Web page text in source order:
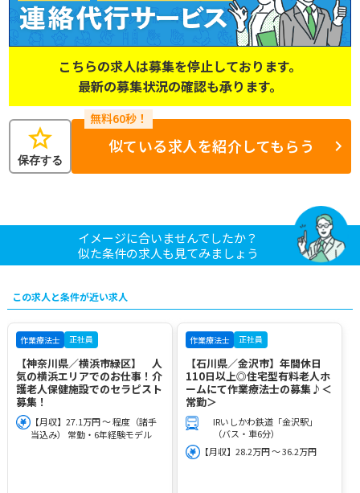
こちらの求人は募集を停止しております。
最新の募集状況の確認も承ります。
star
保存する
似ている求人を紹介してもらう
イメージに合いませんでしたか？
似た条件の求人も見てみましょう
この求人と条件が近い求人
作業療法士 正社員
【神奈川県／横浜市緑区】 人
気の横浜エリアでのお仕事！介
護老人保健施設でのセラピスト
募集！
【月収】27.1万円 ～ 程度（諸手
当込み） 常勤・6年経験モデル
作業療法士 正社員
【石川県／金沢市】年間休日
110日以上◎住宅型有料老人ホ
ームにて作業療法士の募集♪＜
常勤＞
IRいしかわ鉄道「金沢駅」
（バス・車6分）
【月収】28.2万円 ～ 36.2万円